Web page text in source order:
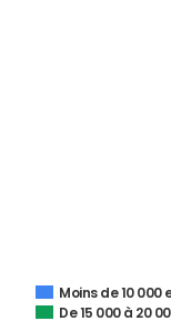
Moins de 10 000
De 15 000 à 20